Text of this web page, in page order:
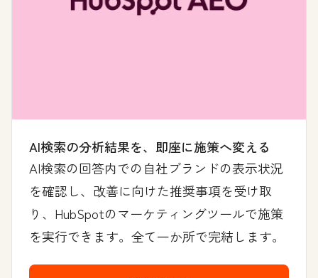
AI検索の分析結果を、即座に施策へ変える
AI検索の回答内での自社ブランドの表示状況
を確認し、改善に向けた推奨事項を受け取
り、HubSpotのマーケティングツールで施策
を実行できます。全て一か所で完結します。